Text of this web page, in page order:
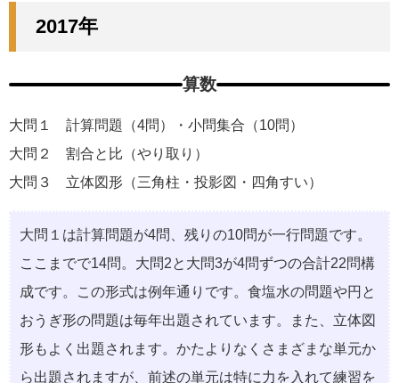
2017年
算数
大問１ 計算問題（4問）・小問集合（10問）
大問２ 割合と比（やり取り）
大問３ 立体図形（三角柱・投影図・四角すい）
大問１は計算問題が4問、残りの10問が一行問題です。
ここまでで14問。大問2と大問3が4問ずつの合計22問構
成です。この形式は例年通りです。食塩水の問題や円と
おうぎ形の問題は毎年出題されています。また、立体図
形もよく出題されます。かたよりなくさまざまな単元か
ら出題されますが、前述の単元は特に力を入れて練習を